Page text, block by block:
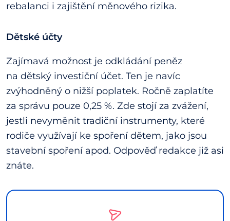
rebalanci i zajištění měnového rizika.
Dětské účty
Zajímavá možnost je odkládání peněz
na dětský investiční účet. Ten je navíc
zvýhodněný o nižší poplatek. Ročně zaplatíte
za správu pouze 0,25 %. Zde stojí za zvážení,
jestli nevyměnit tradiční instrumenty, které
rodiče využívají ke spoření dětem, jako jsou
stavební spoření apod. Odpověď redakce již asi
znáte.